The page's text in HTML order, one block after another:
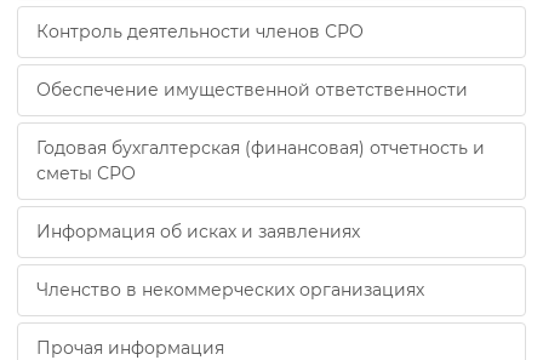
Контроль деятельности членов СРО
Обеспечение имущественной ответственности
Годовая бухгалтерская (финансовая) отчетность и
сметы СРО
Информация об исках и заявлениях
Членство в некоммерческих организациях
Прочая информация